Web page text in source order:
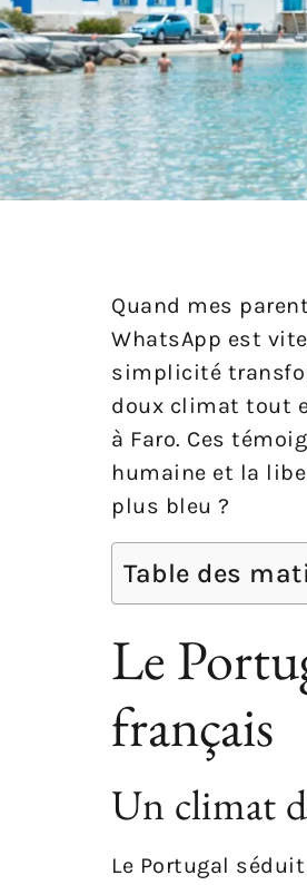
Quand mes
WhatsApp est
simplicité
doux climat tout
à Faro. Ces
humaine et la
plus bleu ?
Table des
Le
français
Un climat
Le Portugal